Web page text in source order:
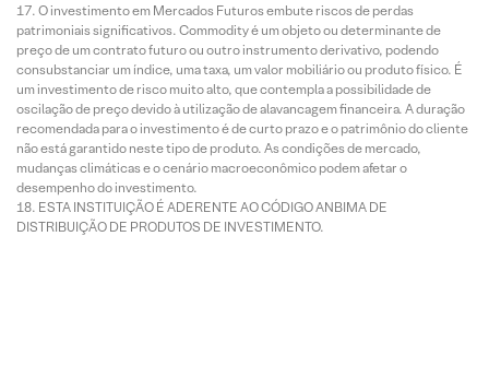
O investimento em Mercados Futuros embute riscos de perdas
patrimoniais significativos. Commodity é um objeto ou determinante de
preço de um contrato futuro ou outro instrumento derivativo, podendo
consubstanciar um índice, uma taxa, um valor mobiliário ou produto físico. É
um investimento de risco muito alto, que contempla a possibilidade de
oscilação de preço devido à utilização de alavancagem financeira. A duração
recomendada para o investimento é de curto prazo e o patrimônio do cliente
não está garantido neste tipo de produto. As condições de mercado,
mudanças climáticas e o cenário macroeconômico podem afetar o
desempenho do investimento.
ESTA INSTITUIÇÃO É ADERENTE AO CÓDIGO ANBIMA DE
DISTRIBUIÇÃO DE PRODUTOS DE INVESTIMENTO.